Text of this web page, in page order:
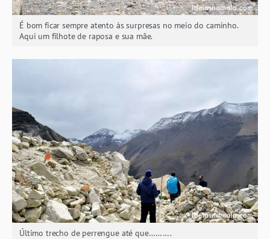
É bom ficar sempre atento às surpresas no meio do caminho.
Aqui um filhote de raposa e sua mãe.
Último trecho de perrengue até que……….